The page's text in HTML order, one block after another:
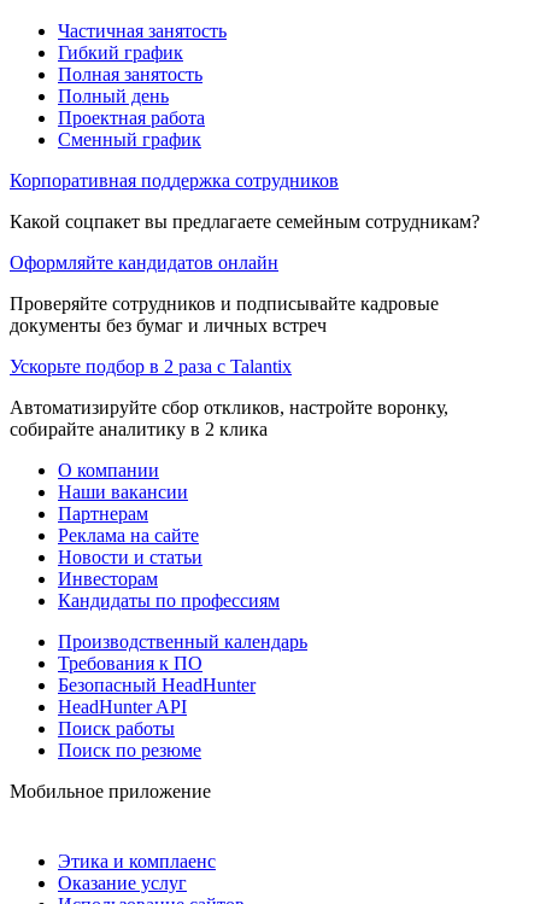
Частичная занятость
Гибкий график
Полная занятость
Полный день
Проектная работа
Сменный график
Корпоративная поддержка сотрудников
Какой соцпакет вы предлагаете семейным сотрудникам?
Оформляйте кандидатов онлайн
Проверяйте сотрудников и подписывайте кадровые
документы без бумаг и личных встреч
Ускорьте подбор в 2 раза с Talantix
Автоматизируйте сбор откликов, настройте воронку,
собирайте аналитику в 2 клика
О компании
Наши вакансии
Партнерам
Реклама на сайте
Новости и статьи
Инвесторам
Кандидаты по профессиям
Производственный календарь
Требования к ПО
Безопасный HeadHunter
HeadHunter API
Поиск работы
Поиск по резюме
Мобильное приложение
Этика и комплаенс
Оказание услуг